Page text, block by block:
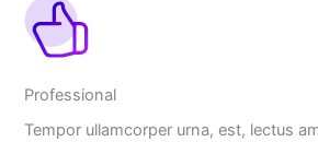
Professional
Tempor ullamcorper urna, est, lectus